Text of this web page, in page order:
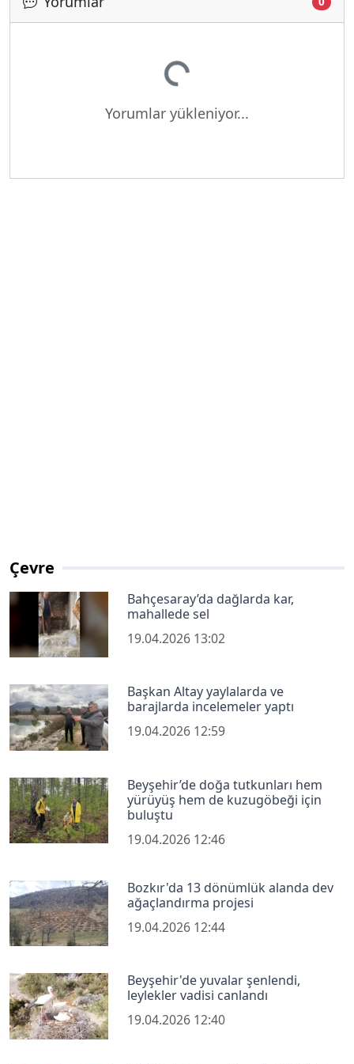
Yükleniyor...
Yorumlar yükleniyor...
Çevre
Bahçesaray’da dağlarda kar,
mahallede sel
19.04.2026 13:02
Başkan Altay yaylalarda ve
barajlarda incelemeler yaptı
19.04.2026 12:59
Beyşehir’de doğa tutkunları hem
yürüyüş hem de kuzugöbeği için
buluştu
19.04.2026 12:46
Bozkır'da 13 dönümlük alanda dev
ağaçlandırma projesi
19.04.2026 12:44
Beyşehir'de yuvalar şenlendi,
leylekler vadisi canlandı
19.04.2026 12:40